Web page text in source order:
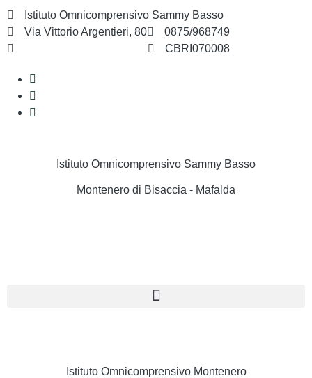
Istituto Omnicomprensivo Sammy Basso
Via Vittorio Argentieri, 80
0875/968749
CBRI070008
Istituto Omnicomprensivo Sammy Basso
Montenero di Bisaccia - Mafalda
Istituto Omnicomprensivo Montenero